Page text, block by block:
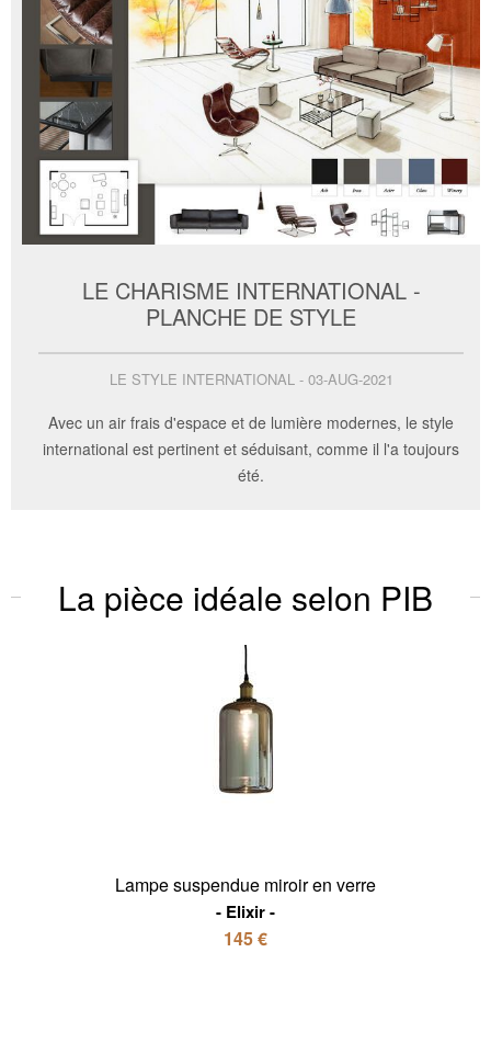
LE CHARISME INTERNATIONAL -
PLANCHE DE STYLE
LE STYLE INTERNATIONAL - 03-AUG-2021
Avec un air frais d'espace et de lumière modernes, le style
international est pertinent et séduisant, comme il l'a toujours
été.
La pièce idéale selon PIB
Lampe suspendue miroir en verre
Elixir
145 €